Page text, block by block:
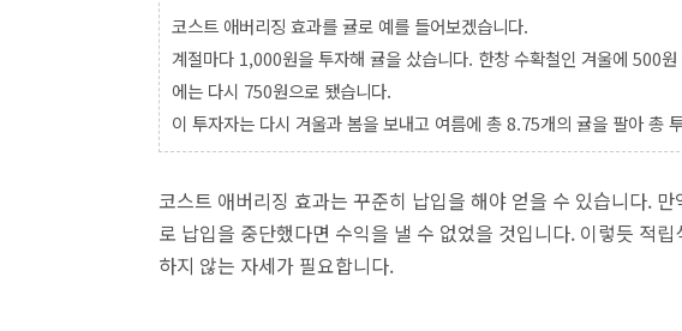
코스트 애버리징 효과를 귤로 예를 들어보겠습니다.
계절마다 1,000원을 투자해 귤을 샀습니다. 한창 수확철인 겨울에 500
에는 다시 750원으로 됐습니다.
이 투자자는 다시 겨울과 봄을 보내고 여름에 총 8.75개의 귤을 팔아 총
코스트 애버리징 효과는 꾸준히 납입을 해야 얻을 수 있습니다.
로 납입을 중단했다면 수익을 낼 수 없었을 것입니다. 이렇듯 적
하지 않는 자세가 필요합니다.